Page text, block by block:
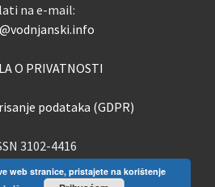
na e-mail:
O PRIVATNOSTI
podataka (GDPR)
3102-4416
web stranice, pristajete na korištenje